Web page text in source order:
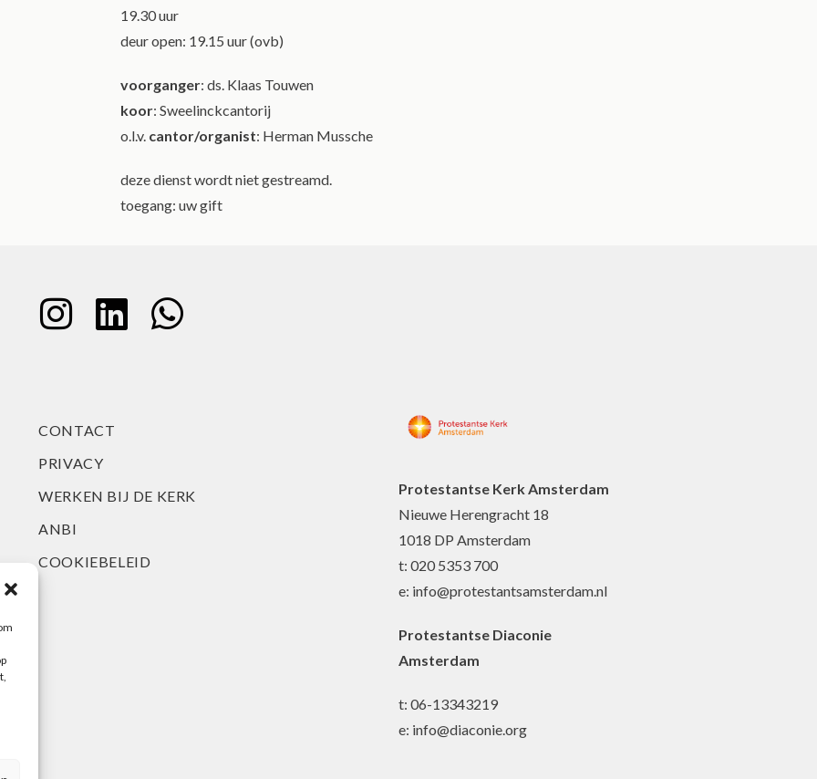
19.30 uur
deur open: 19.15 uur (ovb)
voorganger: ds. Klaas Touwen
koor: Sweelinckcantorij
o.l.v. cantor/organist: Herman Mussche
deze dienst wordt niet gestreamd.
toegang: uw gift
CONTACT
PRIVACY
WERKEN BIJ DE KERK
ANBI
COOKIEBELEID
Protestantse Kerk Amsterdam
Nieuwe Herengracht 18
1018 DP Amsterdam
t: 020 5353 700
e: info@protestantsamsterdam.nl
Protestantse Diaconie
Amsterdam
t: 06-13343219
e: info@diaconie.org